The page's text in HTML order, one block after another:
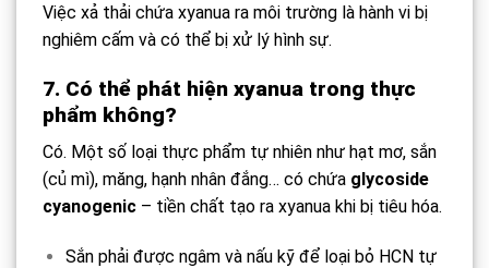
Việc xả thải chứa xyanua ra môi trường là hành vi bị
nghiêm cấm và có thể bị xử lý hình sự.
7. Có thể phát hiện xyanua trong thực
phẩm không?
Có. Một số loại thực phẩm tự nhiên như hạt mơ, sắn
(củ mì), măng, hạnh nhân đắng… có chứa glycoside
cyanogenic – tiền chất tạo ra xyanua khi bị tiêu hóa.
Sắn phải được ngâm và nấu kỹ để loại bỏ HCN tự